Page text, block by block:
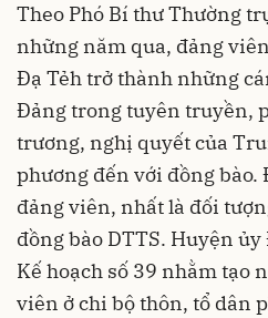
Theo Phó Bí thư Thường
những năm qua, đảng
Đạ Tẻh trở thành những
Đảng trong tuyên truyền,
trương, nghị quyết của
phương đến với đồng
đảng viên, nhất là đối
đồng bào DTTS. Huyện
Kế hoạch số 39 nhằm tạo
viên ở chi bộ thôn, tổ dân